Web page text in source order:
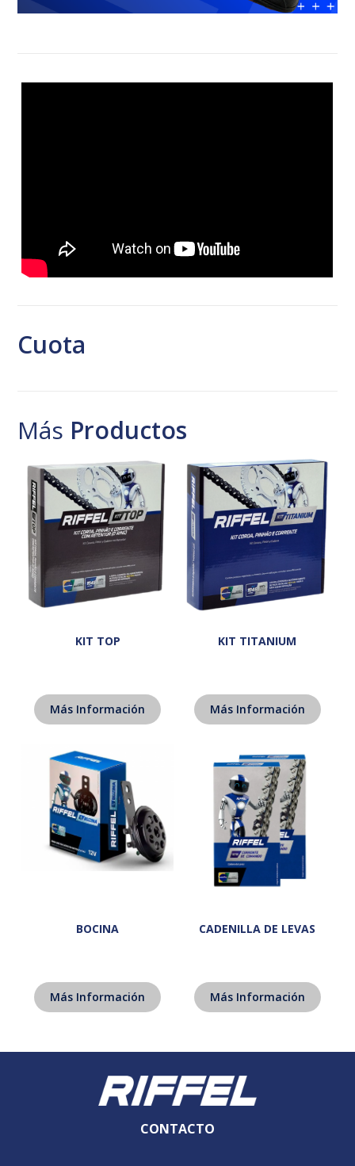
Cuota
Más Productos
KIT TOP
Más Información
KIT TITANIUM
Más Información
BOCINA
Más Información
CADENILLA DE LEVAS
Más Información
CONTACTO